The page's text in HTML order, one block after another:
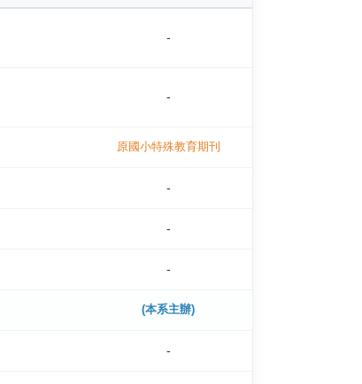
-
-
原國小特殊教育期刊
-
-
-
(本系主辦)
-